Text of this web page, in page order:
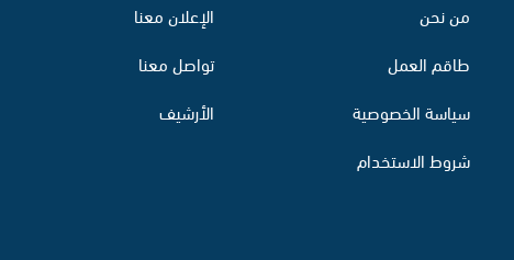
من نحن
طاقم العمل
سياسة الخصوصية
شروط الاستخدام
الإعلان معنا
تواصل معنا
الأرشيف